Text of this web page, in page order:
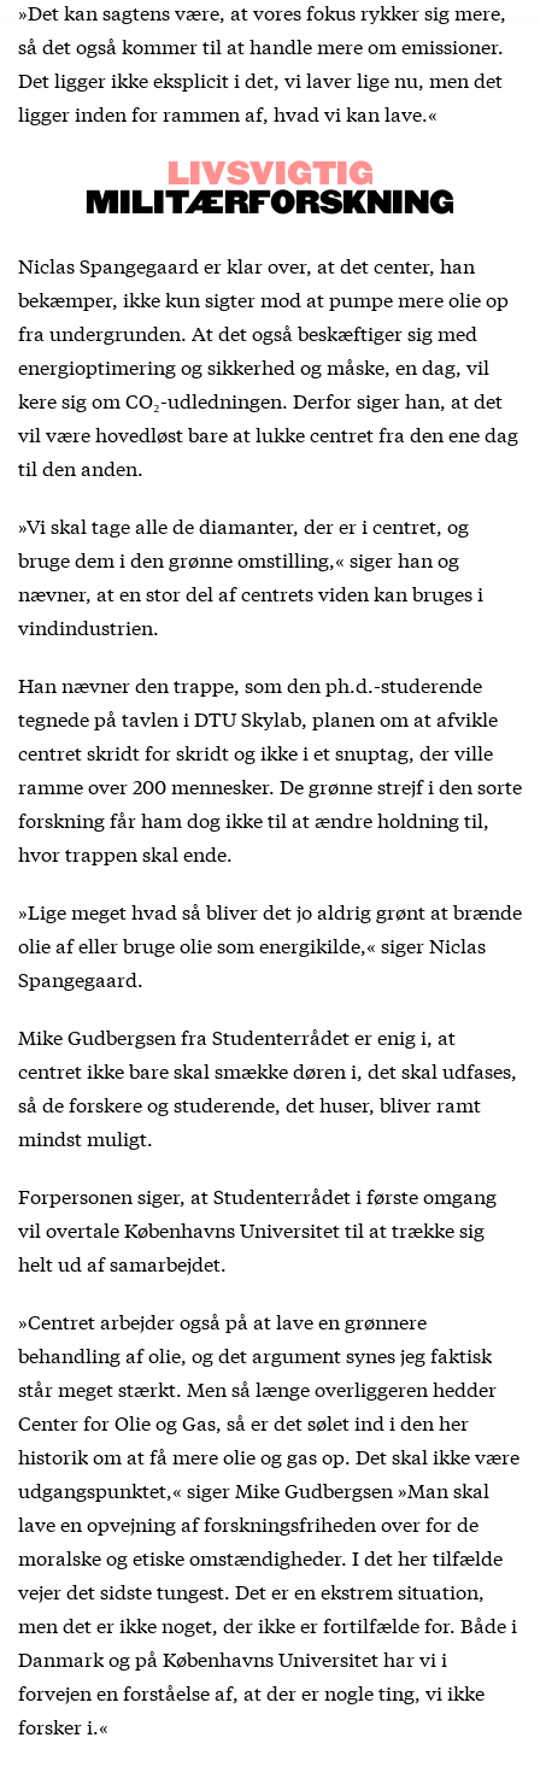
»Det kan sagtens være, at vores fokus rykker sig mere,
så det også kommer til at handle mere om emissioner.
Det ligger ikke eksplicit i det, vi laver lige nu, men det
ligger inden for rammen af, hvad vi kan lave.«
LIVSVIGTIG
MILITÆRFORSKNING
Niclas Spangegaard er klar over, at det center, han
bekæmper, ikke kun sigter mod at pumpe mere olie op
fra undergrunden. At det også beskæftiger sig med
energioptimering og sikkerhed og måske, en dag, vil
kere sig om CO₂-udledningen. Derfor siger han, at det
vil være hovedløst bare at lukke centret fra den ene dag
til den anden.
»Vi skal tage alle de diamanter, der er i centret, og
bruge dem i den grønne omstilling,« siger han og
nævner, at en stor del af centrets viden kan bruges i
vindindustrien.
Han nævner den trappe, som den ph.d.-studerende
tegnede på tavlen i DTU Skylab, planen om at afvikle
centret skridt for skridt og ikke i et snuptag, der ville
ramme over 200 mennesker. De grønne strejf i den sorte
forskning får ham dog ikke til at ændre holdning til,
hvor trappen skal ende.
»Lige meget hvad så bliver det jo aldrig grønt at brænde
olie af eller bruge olie som energikilde,« siger Niclas
Spangegaard.
Mike Gudbergsen fra Studenterrådet er enig i, at
centret ikke bare skal smække døren i, det skal udfases,
så de forskere og studerende, det huser, bliver ramt
mindst muligt.
Forpersonen siger, at Studenterrådet i første omgang
vil overtale Københavns Universitet til at trække sig
helt ud af samarbejdet.
»Centret arbejder også på at lave en grønnere
behandling af olie, og det argument synes jeg faktisk
står meget stærkt. Men så længe overliggeren hedder
Center for Olie og Gas, så er det sølet ind i den her
historik om at få mere olie og gas op. Det skal ikke være
udgangspunktet,« siger Mike Gudbergsen »Man skal
lave en opvejning af forskningsfriheden over for de
moralske og etiske omstændigheder. I det her tilfælde
vejer det sidste tungest. Det er en ekstrem situation,
men det er ikke noget, der ikke er fortilfælde for. Både i
Danmark og på Københavns Universitet har vi i
forvejen en forståelse af, at der er nogle ting, vi ikke
forsker i.«